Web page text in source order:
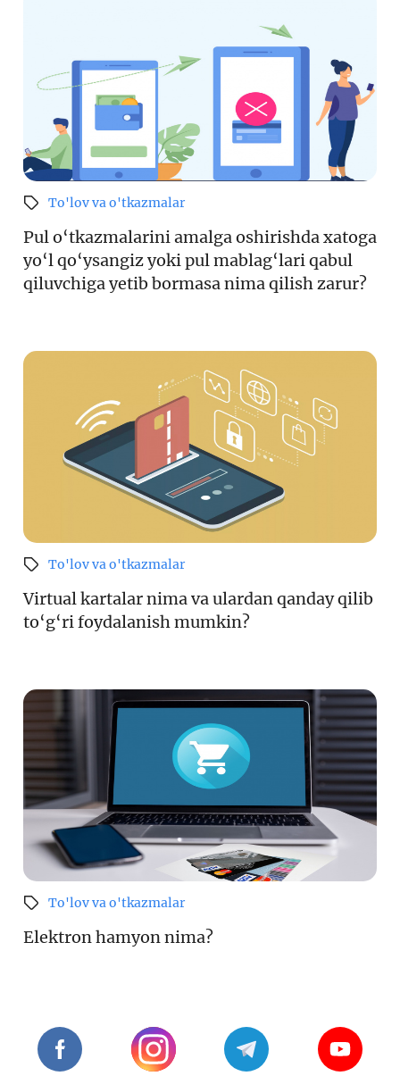
To'lov va o'tkazmalar
Pul o‘tkazmalarini amalga oshirishda xatoga
yo‘l qo‘ysangiz yoki pul mablag‘lari qabul
qiluvchiga yetib bormasa nima qilish zarur?
To'lov va o'tkazmalar
Virtual kartalar nima va ulardan qanday qilib
to‘g‘ri foydalanish mumkin?
To'lov va o'tkazmalar
Elektron hamyon nima?